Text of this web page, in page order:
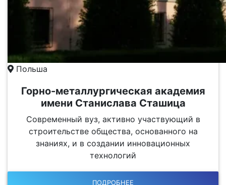
Польша
Горно-металлургическая академия
имени Станислава Сташица
Современный вуз, активно участвующий в
строительстве общества, основанного на
знаниях, и в создании инновационных
технологий
ПОДРОБНЕЕ